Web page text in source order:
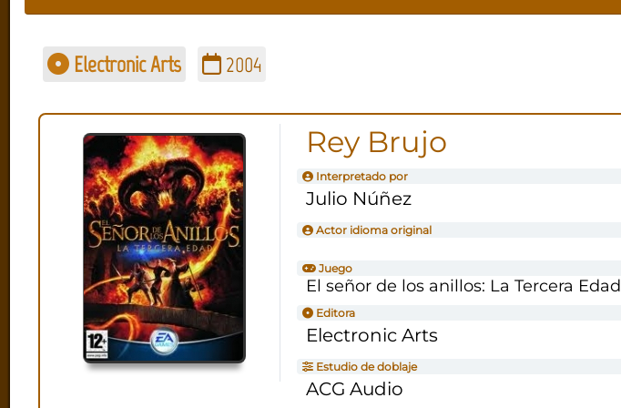
Electronic Arts 2004
Rey Brujo
Interpretado por
Julio Núñez
Actor idioma original
Juego
El señor de los anillos: La Tercera Edad
Editora
Electronic Arts
Estudio de doblaje
ACG Audio